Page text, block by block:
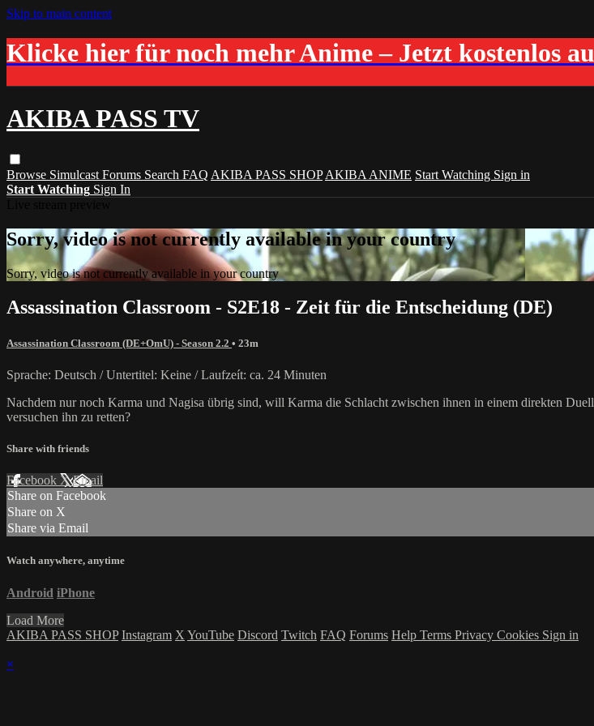
Skip to main content
Klicke hier für noch mehr Anime – Jetzt kostenlos
AKIBA PASS TV
Browse Simulcast Forums Search FAQ AKIBA PASS SHOP AKIBA ANIME Start Watching Sign in
Start Watching Sign In
Sorry, video is not currently available in your country
Sorry, video is not currently available in your country
Assassination Classroom - S2E18 - Zeit für die Entscheidung (DE)
Assassination Classroom (DE+OmU) - Season 2.2 • 23m
Sprache: Deutsch / Untertitel: Keine / Laufzeít: ca. 24 Minuten
Nachdem nur noch Karma und Nagisa übrig sind, will Karma die Schlacht zwischen ihnen in einem direkten
versuchen ihn zu retten?
Share with friends
Facebook XEmail
Share on Facebook
Share on X
Share via Email
Watch anywhere, anytime
Android iPhone
Load More
AKIBA PASS SHOP Instagram X YouTube Discord Twitch FAQ Forums Help Terms Privacy Cookies Sign in
×